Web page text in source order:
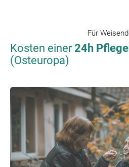
Für
Kosten einer24h
(Osteuropa)